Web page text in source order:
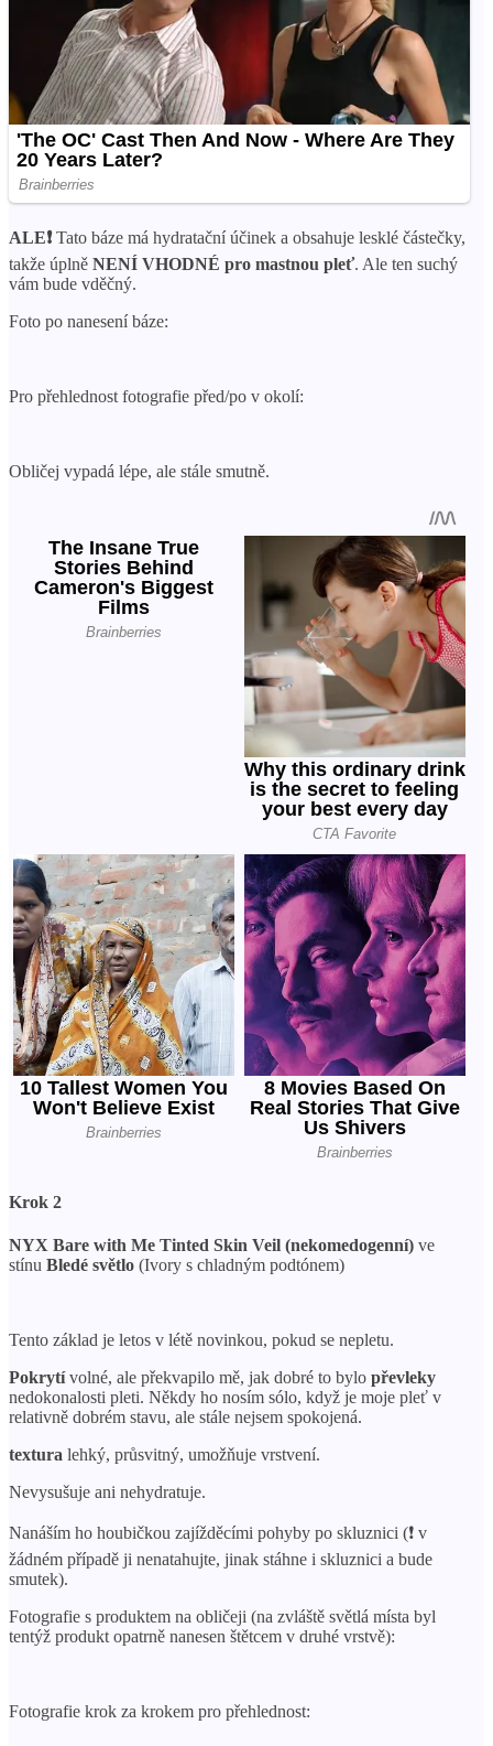
ALE❗Tato báze má hydratační účinek a obsahuje lesklé částečky,
takže úplně NENÍ VHODNÉ pro mastnou pleť. Ale ten suchý
vám bude vděčný.
Foto po nanesení báze:
Pro přehlednost fotografie před/po v okolí:
Obličej vypadá lépe, ale stále smutně.
Krok 2
NYX Bare with Me Tinted Skin Veil (nekomedogenní) ve
stínu Bledé světlo (Ivory s chladným podtónem)
Tento základ je letos v létě novinkou, pokud se nepletu.
Pokrytívolné, ale překvapilo mě, jak dobré to bylo převleky
nedokonalosti pleti. Někdy ho nosím sólo, když je moje pleť v
relativně dobrém stavu, ale stále nejsem spokojená.
textura lehký, průsvitný, umožňuje vrstvení.
Nevysušuje ani nehydratuje.
Nanáším ho houbičkou zajížděcími pohyby po skluznici (❗ v
žádném případě ji nenatahujte, jinak stáhne i skluznici a bude
smutek).
Fotografie s produktem na obličeji (na zvláště světlá místa byl
tentýž produkt opatrně nanesen štětcem v druhé vrstvě):
Fotografie krok za krokem pro přehlednost: